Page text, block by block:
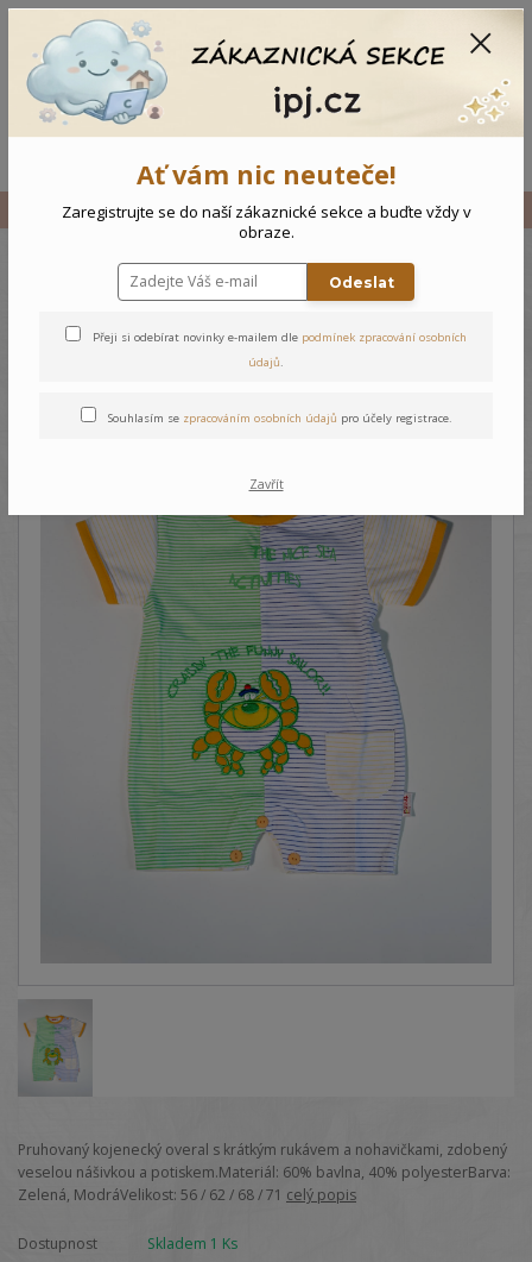
Vše Kojenecký overal Krab
Kojenecký overal Krab
Pruhovaný kojenecký overal s krátkým rukávem a nohavičkami, zdobený
veselou nášivkou a potiskem.Materiál: 60% bavlna, 40% polyesterBarva:
Zelená, ModráVelikost: 56 / 62 / 68 / 71 celý popis
Dostupnost
Skladem 1 Ks
Ať vám nic neuteče!
Zaregistrujte se do naší zákaznické sekce a buďte vždy v
obraze.
Odeslat
Přeji si odebírat novinky e-mailem dle podmínek zpracování osobních
údajů.
Souhlasím se zpracováním osobních údajů pro účely registrace.
Zavřít